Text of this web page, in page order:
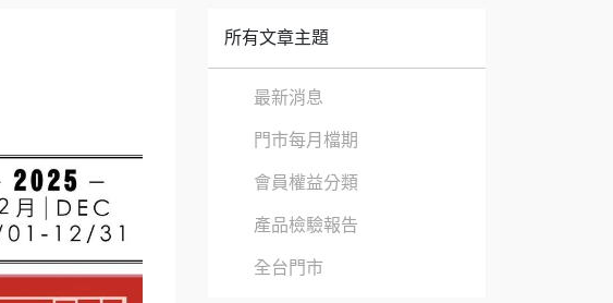
所有文章主題
最新消息
門市每月檔期
會員權益分類
產品檢驗報告
全台門市